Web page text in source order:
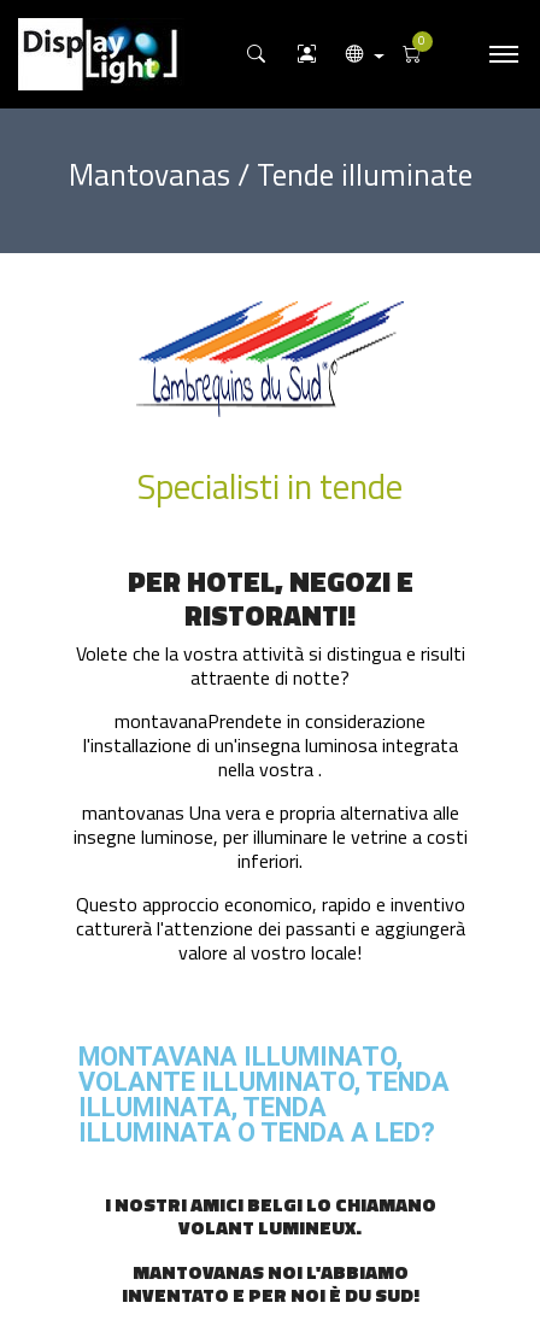
0
Mantovanas / Tende illuminate
Specialisti in tende
PERHOTEL, NEGOZI E
RISTORANTI!
Volete che la vostra attività si distingua e risulti
attraente di notte?
montavanaPrendete in considerazione
l'installazione di un'insegna luminosa integrata
nella vostra .
mantovanas Una vera e propria alternativa alle
insegne luminose, per illuminare le vetrine a costi
inferiori.
Questo approccio economico, rapido e inventivo
catturerà l'attenzione dei passanti e aggiungerà
valore al vostro locale!
MONTAVANA ILLUMINATO,
VOLANTE ILLUMINATO, TENDA
ILLUMINATA, TENDA
ILLUMINATA O TENDA A LED?
I NOSTRI AMICI BELGI LO CHIAMANO
VOLANT LUMINEUX.
MANTOVANAS NOI L'ABBIAMO
INVENTATO E PER NOI È DU SUD!